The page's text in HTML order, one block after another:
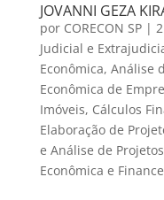
JOVANNI GEZA
por CORECON SP|
Judicial e
Econômica, Análise
Econômica de
Imóveis, Cálculos
Elaboração de
e Análise de
Econômica e